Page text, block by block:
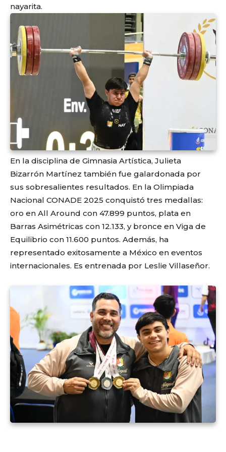
nayarita.
En la disciplina de Gimnasia Artística, Julieta
Bizarrón Martínez también fue galardonada por
sus sobresalientes resultados. En la Olimpiada
Nacional CONADE 2025 conquistó tres medallas:
oro en All Around con 47.899 puntos, plata en
Barras Asimétricas con 12.133, y bronce en Viga de
Equilibrio con 11.600 puntos. Además, ha
representado exitosamente a México en eventos
internacionales. Es entrenada por Leslie Villaseñor.